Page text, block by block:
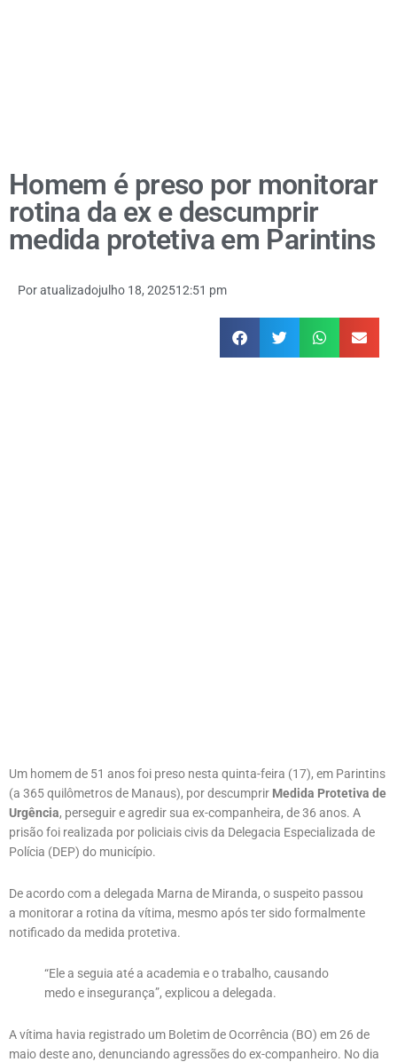
Homem é preso por monitorar
rotina da ex e descumprir
medida protetiva em Parintins
Poratualizadojulho 18, 202512:51 pm
Um homem de 51 anos foi preso nesta quinta-feira (17), em Parintins
(a 365 quilômetros de Manaus), por descumprir Medida Protetiva de
Urgência, perseguir e agredir sua ex-companheira, de 36 anos. A
prisão foi realizada por policiais civis da Delegacia Especializada de
Polícia (DEP) do município.
De acordo com a delegada Marna de Miranda, o suspeito passou
a monitorar a rotina da vítima, mesmo após ter sido formalmente
notificado da medida protetiva.
“Ele a seguia até a academia e o trabalho, causando
medo e insegurança”, explicou a delegada.
A vítima havia registrado um Boletim de Ocorrência (BO) em 26 de
maio deste ano, denunciando agressões do ex-companheiro. No dia